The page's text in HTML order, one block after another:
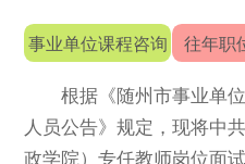
事业单位课程咨询 往年职
根据《随州市事业单
人员公告》规定，现将中
政学院）专任教师岗位面